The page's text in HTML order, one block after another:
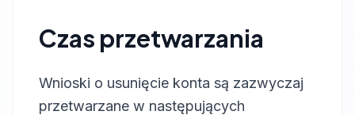
Czas przetwarzania
Wnioski o usunięcie konta są zazwyczaj
przetwarzane w następujących